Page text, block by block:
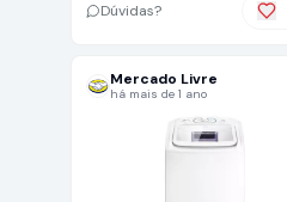
Dúvidas?
Mercado Livre
há mais de 1 ano